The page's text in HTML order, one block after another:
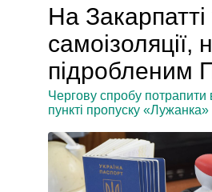
На
підробленим
Чергову спробу потрапити
пункті пропуску